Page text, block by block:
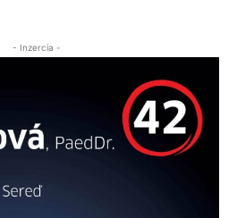
- Inzercia -